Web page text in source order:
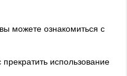
можете ознакомиться с
использование